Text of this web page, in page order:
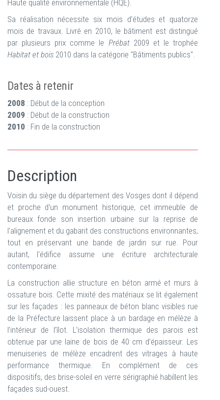
Haute qualité environnementale (HQE).
Sa réalisation nécessite six mois d’études et quatorze
mois de travaux. Livré en 2010, le bâtiment est distingué
par plusieurs prix comme le Prébat2009 et le trophée
Habitat et bois 2010 dans la catégorie "Bâtiments publics".
Dates à retenir
2008 : Début de la conception
2009 : Début de la construction
2010 : Fin de la construction
Description
Voisin du siège du département des Vosges dont il dépend
et proche d'un monument historique, cet immeuble de
bureaux fonde son insertion urbaine sur la reprise de
l'alignement et du gabarit des constructions environnantes,
tout en préservant une bande de jardin sur rue. Pour
autant, l'édifice assume une écriture architecturale
contemporaine.
La construction allie structure en béton armé et murs à
ossature bois. Cette mixité des matériaux se lit également
sur les façades : les panneaux de béton blanc visibles rue
de la Préfecture laissent place à un bardage en mélèze à
l’intérieur de l’îlot. L’isolation thermique des parois est
obtenue par une laine de bois de 40 cm d’épaisseur. Les
menuiseries de mélèze encadrent des vitrages à haute
performance thermique. En complément de ces
dispositifs, des brise-soleil en verre sérigraphié habillent les
façades sud-ouest.